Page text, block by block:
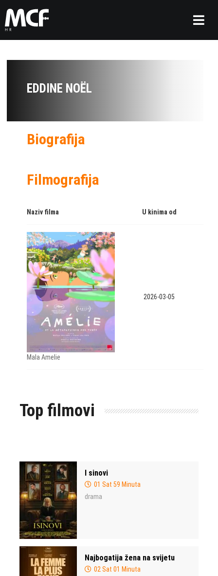
EDDINE NOËL
Biografija
Filmografija
Naziv filma U kinima od
Mala Amelie
2026-03-05
Top filmovi
I sinovi
01 Sat 59 Minuta
drama
Najbogatija žena na svijetu
02 Sat 01 Minuta